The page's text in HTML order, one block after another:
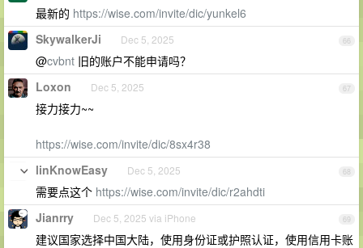
最新的 https://wise.com/invite/dic/yunkel6
66
SkywalkerJi Dec 5, 2025
@cvbnt 旧的账户不能申请吗？
67
Loxon Dec 5, 2025
接力接力~~
https://wise.com/invite/dic/8sx4r38
68
linKnowEasy Dec 5, 2025
需要点这个 https://wise.com/invite/dic/r2ahdti
69
Jianrry Dec 5, 2025 via iPhone
建议国家选择中国大陆，使用身份证或护照认证，使用信用卡账